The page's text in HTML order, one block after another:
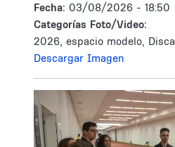
Fecha: 03/08/2026 - 18:50
Categorías Foto/Video:
2026, espacio modelo,
Descargar Imagen